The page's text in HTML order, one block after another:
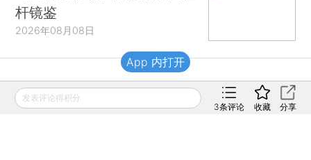
杆镜鉴
2026年08月08日
财新移动
发表评论得积分
3条评论 收藏 分享
App 内打开